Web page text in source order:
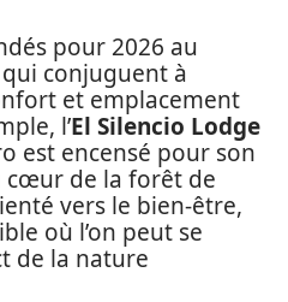
pour 2026 au
qui conjuguent à
et emplacement
l’El Silencio Lodge
est encensé pour son
cœur de la forêt de
vers le bien-être,
où l’on peut se
de la nature